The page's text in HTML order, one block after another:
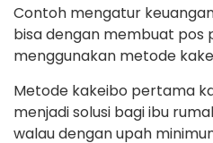
Contoh mengatur
bisa dengan membuat pos
menggunakan metode
Metode kakeibo pertama
menjadi solusi bagi ibu
walau dengan upah